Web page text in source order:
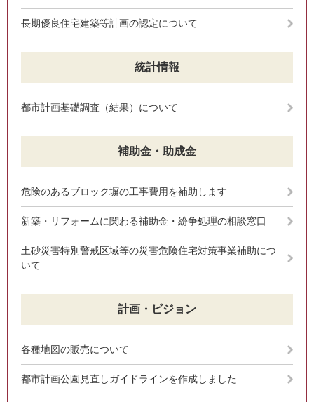
長期優良住宅建築等計画の認定について
統計情報
都市計画基礎調査（結果）について
補助金・助成金
危険のあるブロック塀の工事費用を補助します
新築・リフォームに関わる補助金・紛争処理の相談窓口
土砂災害特別警戒区域等の災害危険住宅対策事業補助につ
いて
計画・ビジョン
各種地図の販売について
都市計画公園見直しガイドラインを作成しました